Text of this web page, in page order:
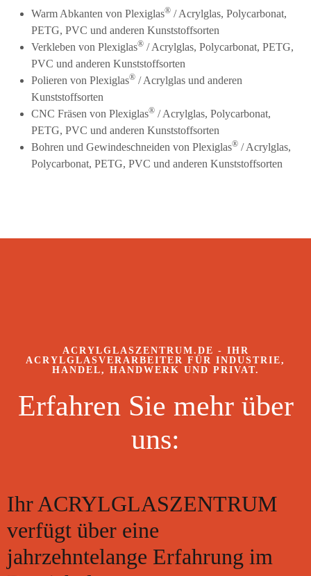
Warm Abkanten von Plexiglas® / Acrylglas, Polycarbonat,
PETG, PVC und anderen Kunststoffsorten
Verkleben von Plexiglas® / Acrylglas, Polycarbonat, PETG,
PVC und anderen Kunststoffsorten
Polieren von Plexiglas® / Acrylglas und anderen
Kunststoffsorten
CNC Fräsen von Plexiglas® / Acrylglas, Polycarbonat,
PETG, PVC und anderen Kunststoffsorten
Bohren und Gewindeschneiden von Plexiglas® / Acrylglas,
Polycarbonat, PETG, PVC und anderen Kunststoffsorten
ACRYLGLASZENTRUM.DE - IHR
ACRYLGLASVERARBEITER FÜR INDUSTRIE,
HANDEL, HANDWERK UND PRIVAT.
Erfahren Sie mehr über
uns:
Ihr ACRYLGLASZENTRUM
verfügt über eine
jahrzehntelange Erfahrung im